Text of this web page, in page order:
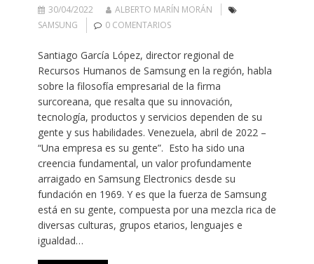
30/04/2022
ALBERTO MARÍN MORÁN
SAMSUNG
0 COMENTARIOS
Santiago García López, director regional de
Recursos Humanos de Samsung en la región, habla
sobre la filosofía empresarial de la firma
surcoreana, que resalta que su innovación,
tecnología, productos y servicios dependen de su
gente y sus habilidades. Venezuela, abril de 2022 –
“Una empresa es su gente”. Esto ha sido una
creencia fundamental, un valor profundamente
arraigado en Samsung Electronics desde su
fundación en 1969. Y es que la fuerza de Samsung
está en su gente, compuesta por una mezcla rica de
diversas culturas, grupos etarios, lenguajes e
igualdad…